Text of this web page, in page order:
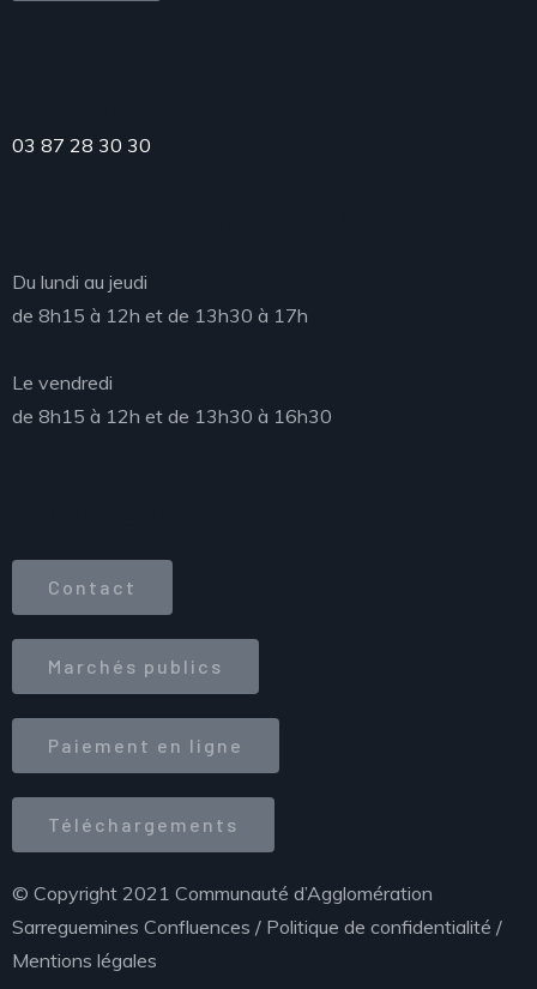
03 87 28 30 30
Du lundi au jeudi
de 8h15 à 12h et de 13h30 à 17h
Le vendredi
de 8h15 à 12h et de 13h30 à 16h30
Contact
Marchés publics
Paiement en ligne
Téléchargements
© Copyright 2021 Communauté d’Agglomération
Sarreguemines Confluences / Politique de confidentialité /
Mentions légales